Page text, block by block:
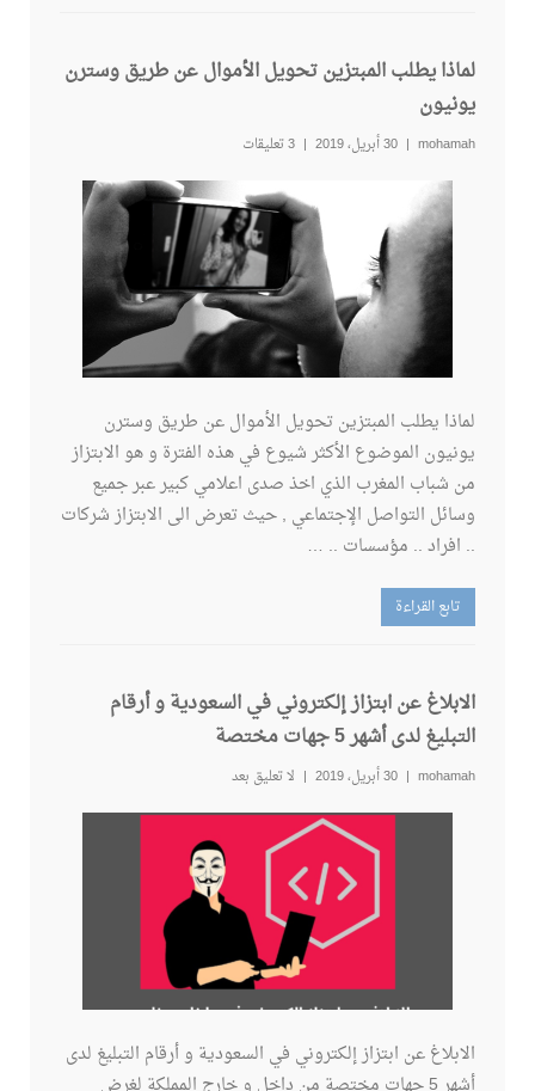
لماذا يطلب المبتزين تحويل الأموال عن طريق وسترن
يونيون
mohamah 30 أبريل، 2019 3 تعليقات
لماذا يطلب المبتزين تحويل الأموال عن طريق وسترن
يونيون الموضوع الأكثر شيوع في هذه الفترة و هو الابتزاز
من شباب المغرب الذي اخذ صدى اعلامي كبير عبر جميع
وسائل التواصل الإجتماعي , حيث تعرض الى الابتزاز شركات
.. افراد .. مؤسسات .. …
تابع القراءة
الابلاغ عن ابتزاز إلكتروني في السعودية و أرقام
التبليغ لدى أشهر 5 جهات مختصة
mohamah 30 أبريل، 2019 لا تعليق بعد
الابلاغ عن ابتزاز إلكتروني في السعودية و أرقام التبليغ لدى